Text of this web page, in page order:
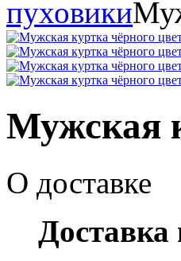
пуховики
Мужская
О доставке